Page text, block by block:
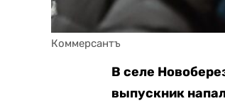
Коммерсантъ
В селе
выпускник